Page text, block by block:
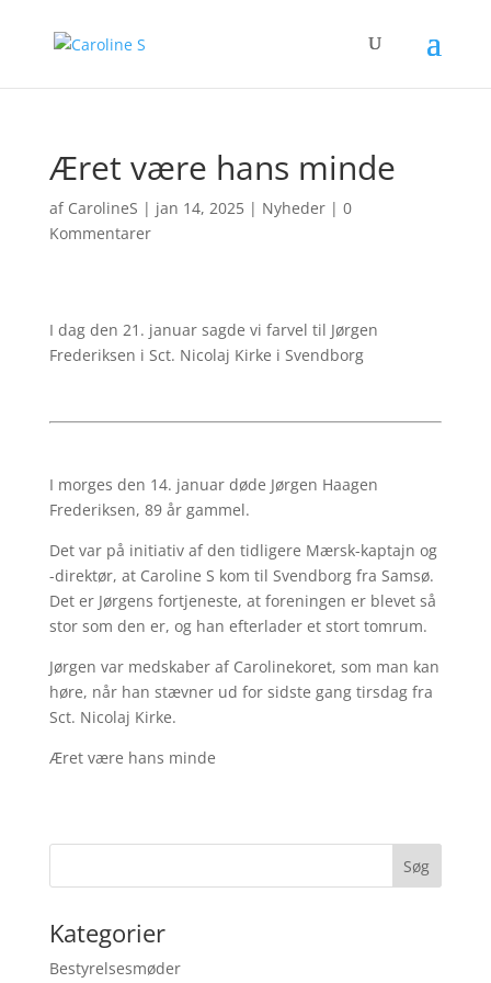
Æret være hans minde
af CarolineS | jan 14, 2025| Nyheder| 0
Kommentarer
I dag den 21. januar sagde vi farvel til Jørgen
Frederiksen i Sct. Nicolaj Kirke i Svendborg
I morges den 14. januar døde Jørgen Haagen
Frederiksen, 89 år gammel.
Det var på initiativ af den tidligere Mærsk-kaptajn og
-direktør, at Caroline S kom til Svendborg fra Samsø.
Det er Jørgens fortjeneste, at foreningen er blevet så
stor som den er, og han efterlader et stort tomrum.
Jørgen var medskaber af Carolinekoret, som man kan
høre, når han stævner ud for sidste gang tirsdag fra
Sct. Nicolaj Kirke.
Æret være hans minde
Søg
Kategorier
Bestyrelsesmøder